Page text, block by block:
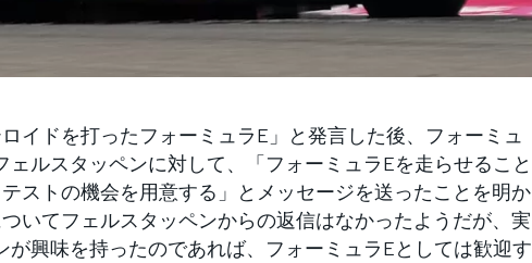
イドを打ったフォーミュラE」と発言した後、フォーミュ
ェルスタッペンに対して、「フォーミュラEを走らせること
ストの機会を用意する」とメッセージを送ったことを明か
いてフェルスタッペンからの返信はなかったようだが、実
が興味を持ったのであれば、フォーミュラEとしては歓迎す